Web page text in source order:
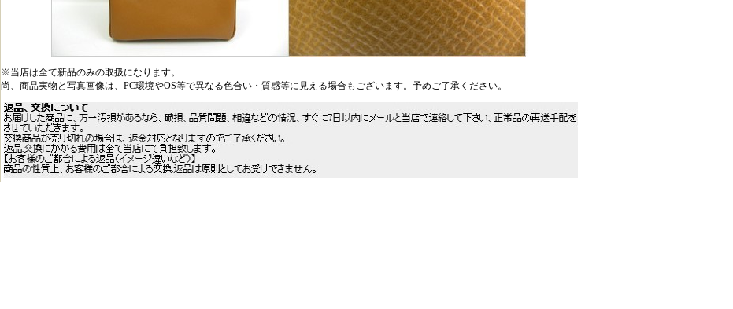
※当店は全て新品のみの取扱になります。
尚、商品実物と写真画像は、PC環境やOS等で異なる色合い・質感等に見える場合もございます。予めご了承ください。